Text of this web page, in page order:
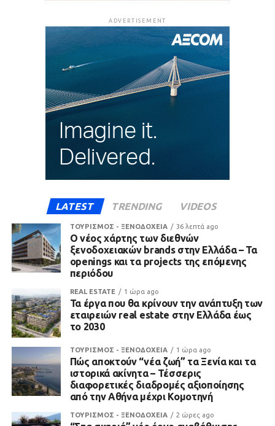
ADVERTISEMENT
LATEST TRENDING VIDEOS
ΤΟΥΡΙΣΜΟΣ - ΞΕΝΟΔΟΧΕΙΑ 36 λεπτά ago
Ο νέος χάρτης των διεθνών
ξενοδοχειακών brands στην Ελλάδα – Τα
openings και τα projects της επόμενης
περιόδου
REAL ESTATE 1 ώρα ago
Τα έργα που θα κρίνουν την ανάπτυξη των
εταιρειών real estate στην Ελλάδα έως
το 2030
ΤΟΥΡΙΣΜΟΣ - ΞΕΝΟΔΟΧΕΙΑ 1 ώρα ago
Πώς αποκτούν “νέα ζωή” τα Ξενία και τα
ιστορικά ακίνητα – Τέσσερις
διαφορετικές διαδρομές αξιοποίησης
από την Αθήνα μέχρι Κομοτηνή
ΤΟΥΡΙΣΜΟΣ - ΞΕΝΟΔΟΧΕΙΑ 2 ώρες ago